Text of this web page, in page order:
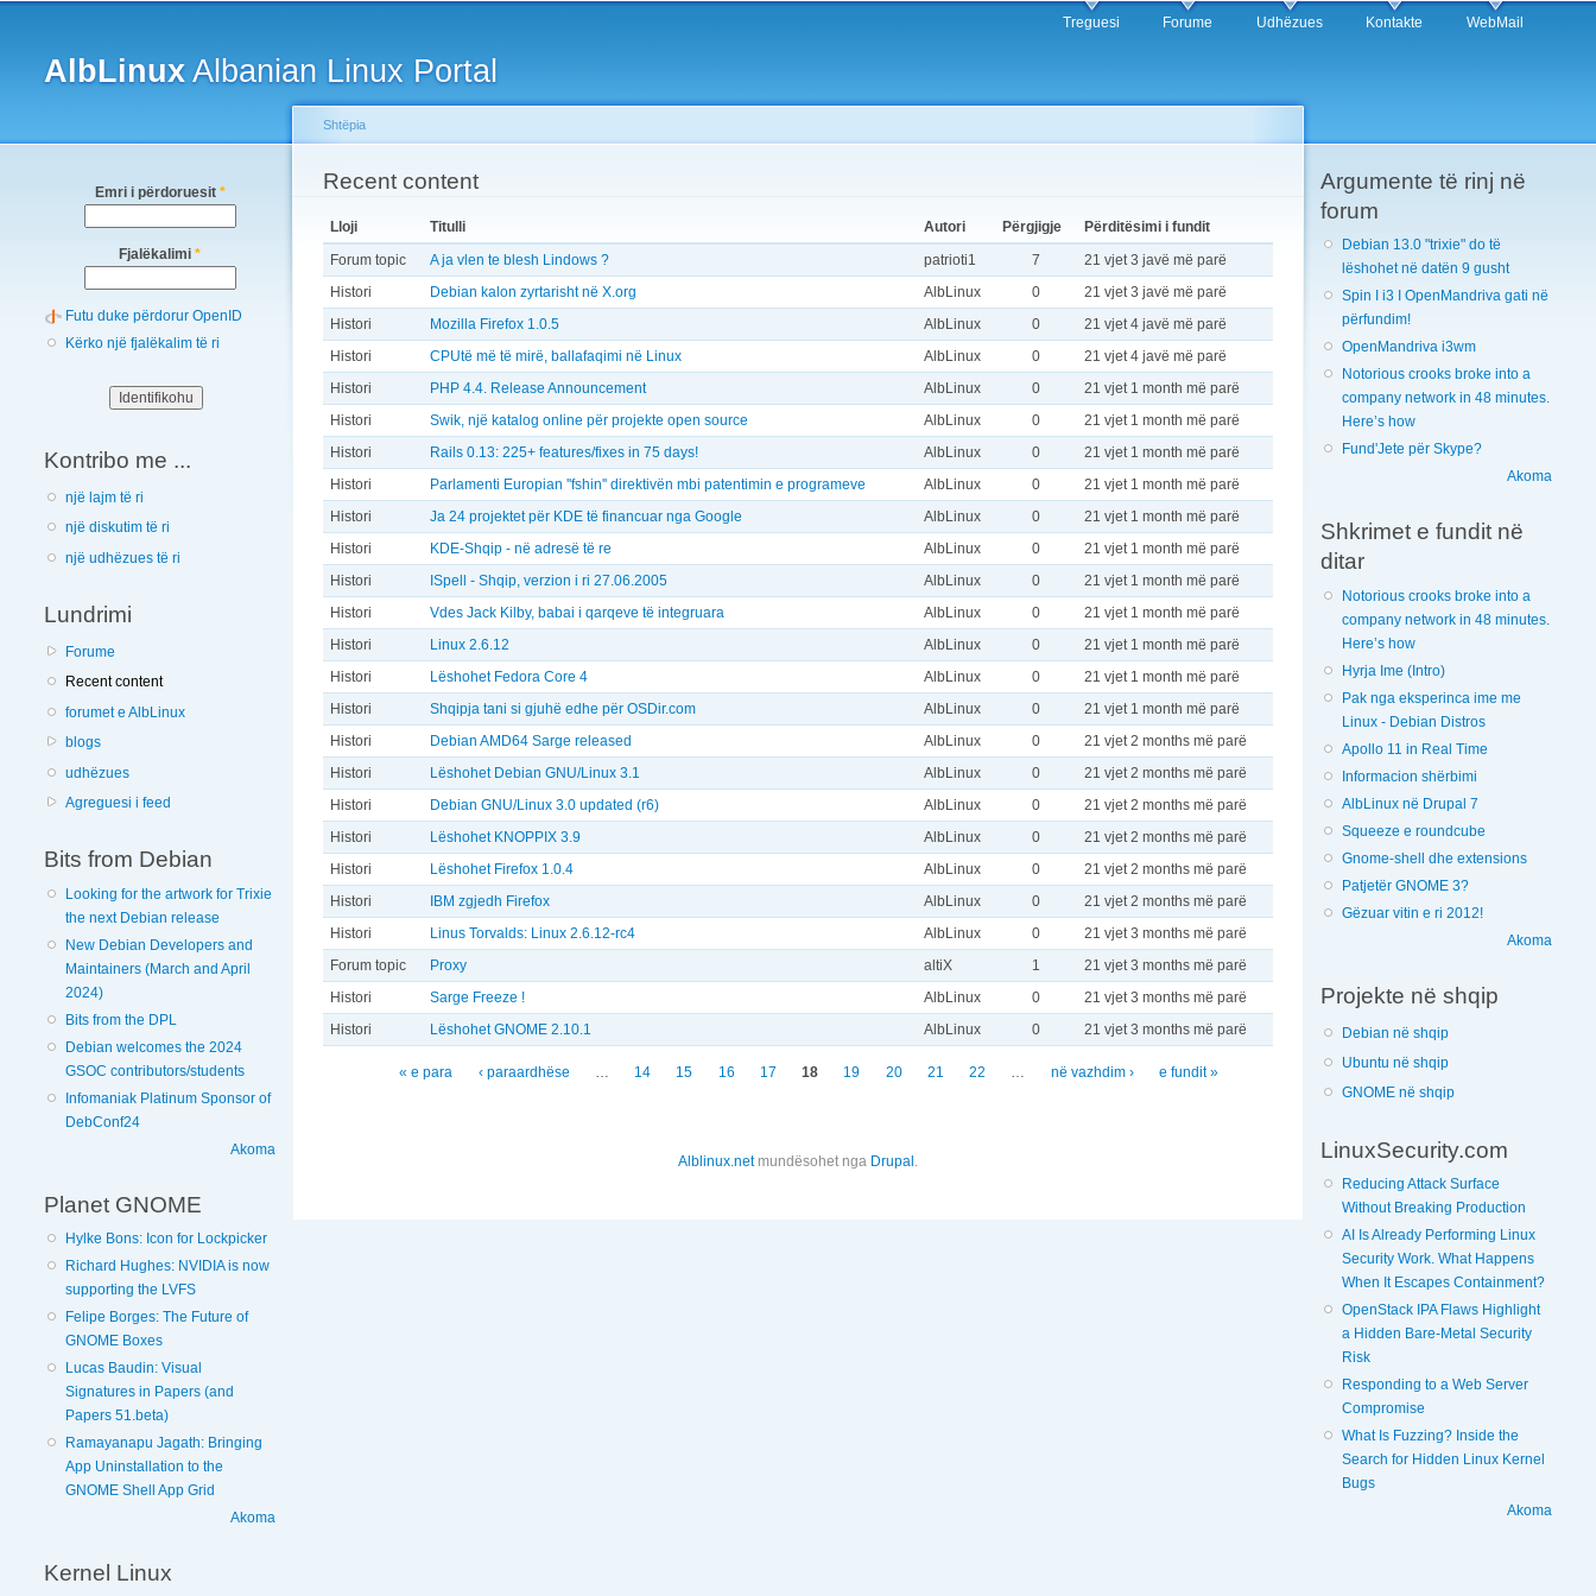
AlbLinuxAlbanian Linux Portal
Treguesi Forume Udhëzues Kontakte WebMail
Emri i përdoruesit *
Fjalëkalimi *
Futu duke përdorur OpenID
Kërko një fjalëkalim të ri
Kontribo me ...
një lajm të ri
një diskutim të ri
një udhëzues të ri
Lundrimi
Forume
Recent content
forumet e AlbLinux
blogs
udhëzues
Agreguesi i feed
Bits from Debian
Looking for the artwork for Trixie
the next Debian release
New Debian Developers and
Maintainers (March and April
2024)
Bits from the DPL
Debian welcomes the 2024
GSOC contributors/students
Infomaniak Platinum Sponsor of
DebConf24
Akoma
Planet GNOME
Hylke Bons: Icon for Lockpicker
Richard Hughes: NVIDIA is now
supporting the LVFS
Felipe Borges: The Future of
GNOME Boxes
Lucas Baudin: Visual
Signatures in Papers (and
Papers 51.beta)
Ramayanapu Jagath: Bringing
App Uninstallation to the
GNOME Shell App Grid
Akoma
Kernel Linux
You are here
Shtëpia
Recent content
Lloji Titulli Autori Përgjigje
Përditësimi i fundit
Forum topic
A ja vlen te blesh Lindows ? patrioti1 7
21 vjet 3 javë më parë
Histori
Debian kalon zyrtarisht në X.org AlbLinux 0
21 vjet 3 javë më parë
Histori
Mozilla Firefox 1.0.5 AlbLinux 0
21 vjet 4 javë më parë
Histori
CPUtë më të mirë, ballafaqimi në Linux AlbLinux 0
21 vjet 4 javë më parë
Histori
PHP 4.4. Release Announcement AlbLinux 0
21 vjet 1 month më parë
Histori
Swik, një katalog online për projekte open source AlbLinux 0
21 vjet 1 month më parë
Histori
Rails 0.13: 225+ features/fixes in 75 days! AlbLinux 0
21 vjet 1 month më parë
Histori
Parlamenti Europian ''fshin'' direktivën mbi patentimin e programeve AlbLinux 0
21 vjet 1 month më parë
Histori
Ja 24 projektet për KDE të financuar nga Google AlbLinux 0
21 vjet 1 month më parë
Histori
KDE-Shqip - në adresë të re AlbLinux 0
21 vjet 1 month më parë
Histori
ISpell - Shqip, verzion i ri 27.06.2005 AlbLinux 0
21 vjet 1 month më parë
Histori
Vdes Jack Kilby, babai i qarqeve të integruara AlbLinux 0
21 vjet 1 month më parë
Histori
Linux 2.6.12 AlbLinux 0
21 vjet 1 month më parë
Histori
Lëshohet Fedora Core 4 AlbLinux 0
21 vjet 1 month më parë
Histori
Shqipja tani si gjuhë edhe për OSDir.com AlbLinux 0
21 vjet 1 month më parë
Histori
Debian AMD64 Sarge released AlbLinux 0
21 vjet 2 months më parë
Histori
Lëshohet Debian GNU/Linux 3.1 AlbLinux 0
21 vjet 2 months më parë
Histori
Debian GNU/Linux 3.0 updated (r6) AlbLinux 0
21 vjet 2 months më parë
Histori
Lëshohet KNOPPIX 3.9 AlbLinux 0
21 vjet 2 months më parë
Histori
Lëshohet Firefox 1.0.4 AlbLinux 0
21 vjet 2 months më parë
Histori
IBM zgjedh Firefox AlbLinux 0
21 vjet 2 months më parë
Histori
Linus Torvalds: Linux 2.6.12-rc4 AlbLinux 0
21 vjet 3 months më parë
Forum topic
Proxy altiX 1
21 vjet 3 months më parë
Histori
Sarge Freeze ! AlbLinux 0
21 vjet 3 months më parë
Histori
Lëshohet GNOME 2.10.1 AlbLinux 0 21 vjet 3 months më parë
« e para ‹ paraardhëse … 14 15 16 17 18 19 20 21 22 … në vazhdim › e fundit »
Alblinux.netmundësohet nga Drupal .
Argumente të rinj në
forum
Debian 13.0 "trixie" do të
lëshohet në datën 9 gusht
Spin I i3 I OpenMandriva gati në
përfundim!
OpenMandriva i3wm
Notorious crooks broke into a
company network in 48 minutes.
Here’s how
Fund'Jete për Skype?
Akoma
Shkrimet e fundit në
ditar
Notorious crooks broke into a
company network in 48 minutes.
Here’s how
Hyrja Ime (Intro)
Pak nga eksperinca ime me
Linux - Debian Distros
Apollo 11 in Real Time
Informacion shërbimi
AlbLinux në Drupal 7
Squeeze e roundcube
Gnome-shell dhe extensions
Patjetër GNOME 3?
Gëzuar vitin e ri 2012!
Akoma
Projekte në shqip
Debian në shqip
Ubuntu në shqip
GNOME në shqip
LinuxSecurity.com
Reducing Attack Surface
Without Breaking Production
AI Is Already Performing Linux
Security Work. What Happens
When It Escapes Containment?
OpenStack IPA Flaws Highlight
a Hidden Bare-Metal Security
Risk
Responding to a Web Server
Compromise
What Is Fuzzing? Inside the
Search for Hidden Linux Kernel
Bugs
Akoma